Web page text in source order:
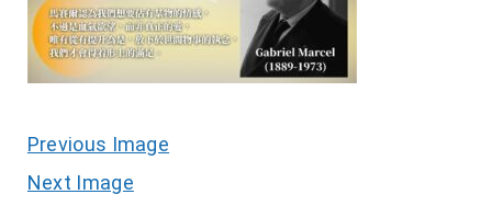
Previous Image
Next Image